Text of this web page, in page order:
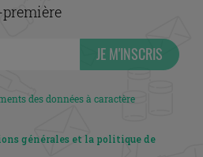
JE M'INSCRIS
des données à caractère
générales et la politique de